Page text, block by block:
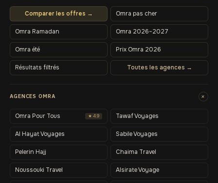
Comparer les offres → Omra pas cher
Omra Ramadan Omra 2026–2027
Omra été Prix Omra 2026
Résultats filtrés Toutes les agences →
AGENCES OMRA +
Omra Pour Tous ★ 4.9 Tawaf Voyages
Al Hayat Voyages Sabile Voyages
Pelerin Hajj Chaima Travel
Noussouki Travel Alsirate Voyage